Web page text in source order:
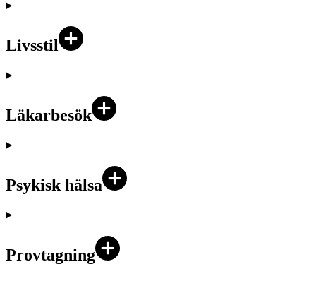
Livsstil
Läkarbesök
Psykisk hälsa
Provtagning